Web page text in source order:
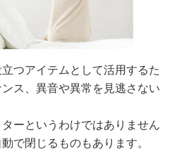
つアイテムとして活用するた
ス、異音や異常を見逃さない
ーというわけではありません
で閉じるものもあります。